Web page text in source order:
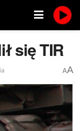
się TIR
AA